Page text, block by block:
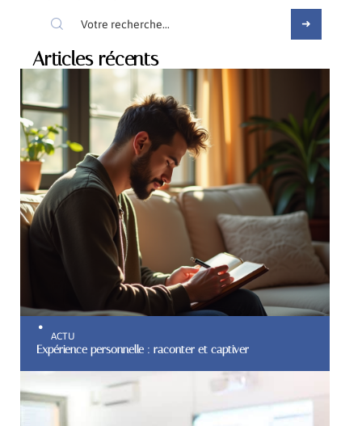
Articles récents
ACTU
Expérience personnelle : raconter et captiver